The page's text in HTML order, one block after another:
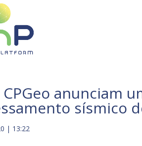
CPGeo anunciam
sísmico
| 13:22